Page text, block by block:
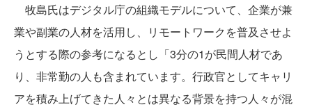
牧島氏はデジタル庁の組織モデルについて、企業が兼
業や副業の人材を活用し、リモートワークを普及させよ
うとする際の参考になるとし「3分の1が民間人材であ
り、非常勤の人も含まれています。行政官としてキャリ
アを積み上げてきた人々とは異なる背景を持つ人々が混